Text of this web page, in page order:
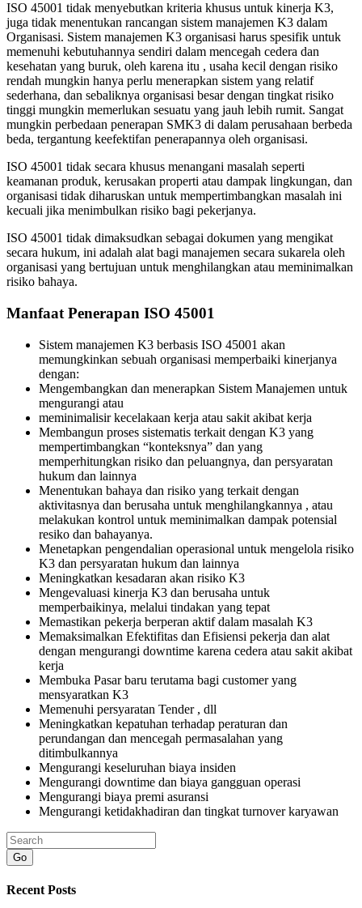
ISO 45001 tidak menyebutkan kriteria khusus untuk kinerja K3,
juga tidak menentukan rancangan sistem manajemen K3 dalam
Organisasi. Sistem manajemen K3 organisasi harus spesifik untuk
memenuhi kebutuhannya sendiri dalam mencegah cedera dan
kesehatan yang buruk, oleh karena itu , usaha kecil dengan risiko
rendah mungkin hanya perlu menerapkan sistem yang relatif
sederhana, dan sebaliknya organisasi besar dengan tingkat risiko
tinggi mungkin memerlukan sesuatu yang jauh lebih rumit. Sangat
mungkin perbedaan penerapan SMK3 di dalam perusahaan berbeda
beda, tergantung keefektifan penerapannya oleh organisasi.
ISO 45001 tidak secara khusus menangani masalah seperti
keamanan produk, kerusakan properti atau dampak lingkungan, dan
organisasi tidak diharuskan untuk mempertimbangkan masalah ini
kecuali jika menimbulkan risiko bagi pekerjanya.
ISO 45001 tidak dimaksudkan sebagai dokumen yang mengikat
secara hukum, ini adalah alat bagi manajemen secara sukarela oleh
organisasi yang bertujuan untuk menghilangkan atau meminimalkan
risiko bahaya.
Manfaat Penerapan ISO 45001
Sistem manajemen K3 berbasis ISO 45001 akan
memungkinkan sebuah organisasi memperbaiki kinerjanya
dengan:
Mengembangkan dan menerapkan Sistem Manajemen untuk
mengurangi atau
meminimalisir kecelakaan kerja atau sakit akibat kerja
Membangun proses sistematis terkait dengan K3 yang
mempertimbangkan “konteksnya” dan yang
memperhitungkan risiko dan peluangnya, dan persyaratan
hukum dan lainnya
Menentukan bahaya dan risiko yang terkait dengan
aktivitasnya dan berusaha untuk menghilangkannya , atau
melakukan kontrol untuk meminimalkan dampak potensial
resiko dan bahayanya.
Menetapkan pengendalian operasional untuk mengelola risiko
K3 dan persyaratan hukum dan lainnya
Meningkatkan kesadaran akan risiko K3
Mengevaluasi kinerja K3 dan berusaha untuk
memperbaikinya, melalui tindakan yang tepat
Memastikan pekerja berperan aktif dalam masalah K3
Memaksimalkan Efektifitas dan Efisiensi pekerja dan alat
dengan mengurangi downtime karena cedera atau sakit akibat
kerja
Membuka Pasar baru terutama bagi customer yang
mensyaratkan K3
Memenuhi persyaratan Tender , dll
Meningkatkan kepatuhan terhadap peraturan dan
perundangan dan mencegah permasalahan yang
ditimbulkannya
Mengurangi keseluruhan biaya insiden
Mengurangi downtime dan biaya gangguan operasi
Mengurangi biaya premi asuransi
Mengurangi ketidakhadiran dan tingkat turnover karyawan
Go
Recent Posts